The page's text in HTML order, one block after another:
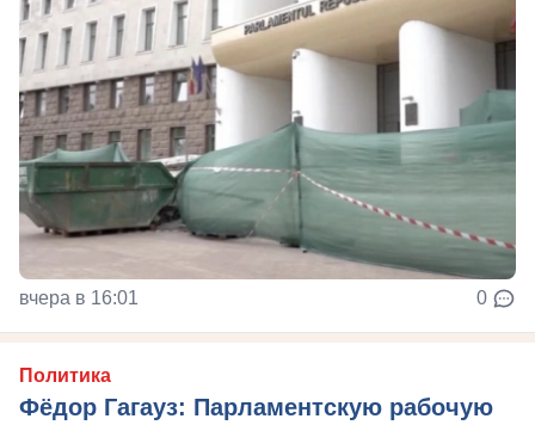
вчера в 16:01 0
Политика
Фёдор Гагауз: Парламентскую рабочую